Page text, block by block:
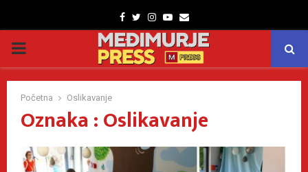
Facebook
TwitterInstagram
Youtube
Email
PRIMARY
MENU
Početna Oslikavanje
Oznaka : Oslikavanje